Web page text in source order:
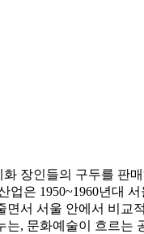
장인들의 구두를 판
은 1950~1960년대
면서 서울 안에서 비
, 문화예술이 흐르는